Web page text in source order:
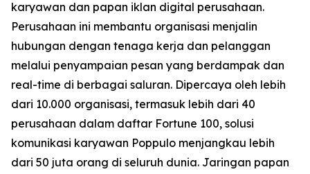
karyawan dan papan iklan digital perusahaan.
Perusahaan ini membantu organisasi menjalin
hubungan dengan tenaga kerja dan pelanggan
melalui penyampaian pesan yang berdampak dan
real-time di berbagai saluran. Dipercaya oleh lebih
dari 10.000 organisasi, termasuk lebih dari 40
perusahaan dalam daftar Fortune 100, solusi
komunikasi karyawan Poppulo menjangkau lebih
dari 50 juta orang di seluruh dunia. Jaringan papan